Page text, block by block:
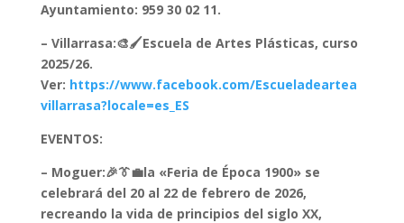
Ayuntamiento: 959 30 02 11.
– Villarrasa:🎨🖌️Escuela de Artes Plásticas, curso
2025/26.
Ver: https://www.facebook.com/Escueladeartea
villarrasa?locale=es_ES
EVENTOS:
– Moguer:🎉👔💼la «Feria de Época 1900» se
celebrará del 20 al 22 de febrero de 2026,
recreando la vida de principios del siglo XX,